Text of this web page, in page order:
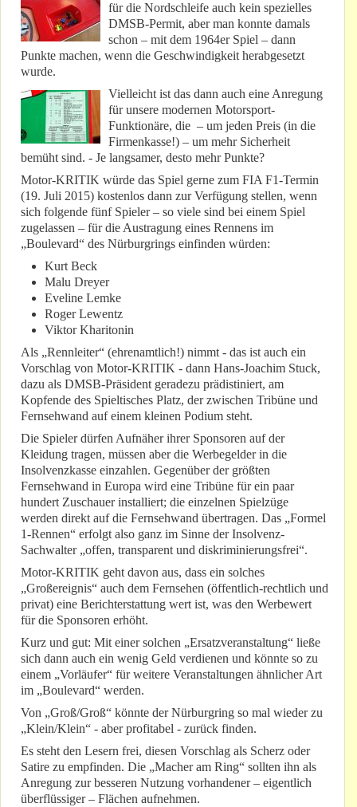
für die Nordschleife auch kein spezielles
DMSB-Permit, aber man konnte damals
schon – mit dem 1964er Spiel – dann
Punkte machen, wenn die Geschwindigkeit herabgesetzt
wurde.
Vielleicht ist das dann auch eine Anregung
für unsere modernen Motorsport-
Funktionäre, die – um jeden Preis (in die
Firmenkasse!) – um mehr Sicherheit
bemüht sind. - Je langsamer, desto mehr Punkte?
Motor-KRITIK würde das Spiel gerne zum FIA F1-Termin
(19. Juli 2015) kostenlos dann zur Verfügung stellen, wenn
sich folgende fünf Spieler – so viele sind bei einem Spiel
zugelassen – für die Austragung eines Rennens im
„Boulevard“ des Nürburgrings einfinden würden:
Kurt Beck
Malu Dreyer
Eveline Lemke
Roger Lewentz
Viktor Kharitonin
Als „Rennleiter“ (ehrenamtlich!) nimmt - das ist auch ein
Vorschlag von Motor-KRITIK - dann Hans-Joachim Stuck,
dazu als DMSB-Präsident geradezu prädistiniert, am
Kopfende des Spieltisches Platz, der zwischen Tribüne und
Fernsehwand auf einem kleinen Podium steht.
Die Spieler dürfen Aufnäher ihrer Sponsoren auf der
Kleidung tragen, müssen aber die Werbegelder in die
Insolvenzkasse einzahlen. Gegenüber der größten
Fernsehwand in Europa wird eine Tribüne für ein paar
hundert Zuschauer installiert; die einzelnen Spielzüge
werden direkt auf die Fernsehwand übertragen. Das „Formel
1-Rennen“ erfolgt also ganz im Sinne der Insolvenz-
Sachwalter „offen, transparent und diskriminierungsfrei“.
Motor-KRITIK geht davon aus, dass ein solches
„Großereignis“ auch dem Fernsehen (öffentlich-rechtlich und
privat) eine Berichterstattung wert ist, was den Werbewert
für die Sponsoren erhöht.
Kurz und gut: Mit einer solchen „Ersatzveranstaltung“ ließe
sich dann auch ein wenig Geld verdienen und könnte so zu
einem „Vorläufer“ für weitere Veranstaltungen ähnlicher Art
im „Boulevard“ werden.
Von „Groß/Groß“ könnte der Nürburgring so mal wieder zu
„Klein/Klein“ - aber profitabel - zurück finden.
Es steht den Lesern frei, diesen Vorschlag als Scherz oder
Satire zu empfinden. Die „Macher am Ring“ sollten ihn als
Anregung zur besseren Nutzung vorhandener – eigentlich
überflüssiger – Flächen aufnehmen.